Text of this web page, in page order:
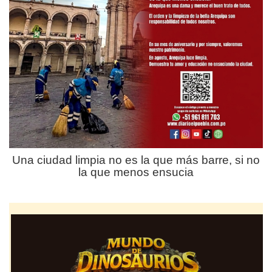
Una ciudad limpia no es la que más barre, si no
la que menos ensucia